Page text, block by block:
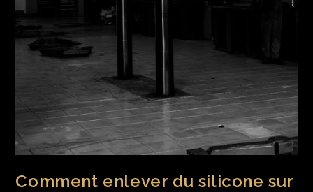
Comment enlever du silicone sur